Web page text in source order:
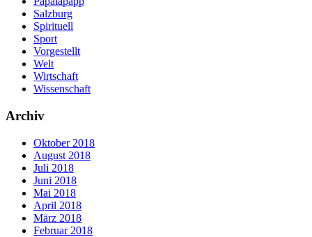
Salzburg
Spirituell
Sport
Vorgestellt
Welt
Wirtschaft
Wissenschaft
Archiv
Oktober 2018
August 2018
Juli 2018
Juni 2018
Mai 2018
April 2018
März 2018
Februar 2018